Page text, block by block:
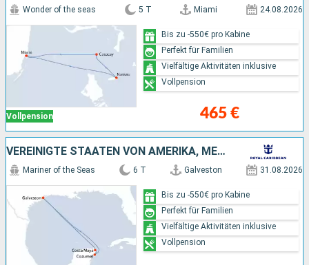
Vollpension
Wonder of the seas 5 T Miami 24.08.2026
465 €
Bis zu -550€ pro Kabine
Perfekt für Familien
Vielfältige Aktivitäten inklusive
Vollpension
VEREINIGTE STAATEN VON AMERIKA, MEXIKO
Mariner of the Seas 6 T Galveston 31.08.2026
Bis zu -550€ pro Kabine
Perfekt für Familien
Vielfältige Aktivitäten inklusive
Vollpension